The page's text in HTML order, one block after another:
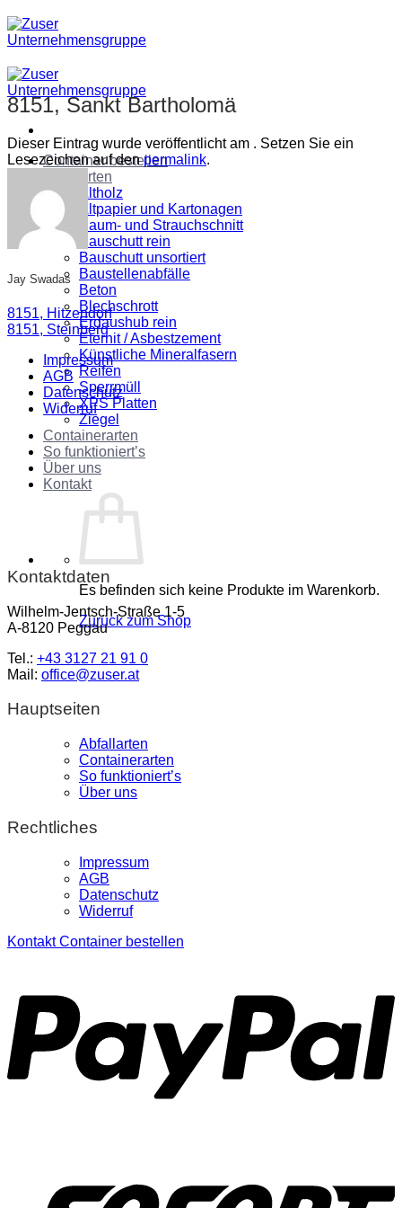
Zum
Inhalt
springen
Container bestellen
Abfallarten
Altholz
Altpapier und Kartonagen
Baum- und Strauchschnitt
Bauschutt rein
Bauschutt unsortiert
Baustellenabfälle
Beton
Blechschrott
Erdaushub rein
Eternit / Asbestzement
Künstliche Mineralfasern
Reifen
Sperrmüll
XPS Platten
Ziegel
Containerarten
So funktioniert’s
Über uns
Kontakt
Es befinden sich keine Produkte im Warenkorb.
Zurück zum Shop
8151, Sankt Bartholomä
Dieser Eintrag wurde veröffentlicht am . Setzen Sie ein
Lesezeichen auf denpermalink.
Jay Swadas
8151, Hitzendorf
8151, Steinberg
Impressum
AGB
Datenschutz
Widerruf
Kontaktdaten
Wilhelm-Jentsch-Straße 1-5
A-8120 Peggau
Tel.: +43 3127 21 91 0
Mail: office@zuser.at
Hauptseiten
Abfallarten
Containerarten
So funktioniert’s
Über uns
Rechtliches
Impressum
AGB
Datenschutz
Widerruf
Kontakt Container bestellen